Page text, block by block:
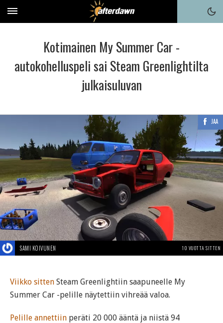
Kotimainen My Summer Car -
autokohelluspeli sai Steam Greenlightilta
julkaisuluvan
JAA
SAMI KOIVUNEN 10 VUOTTA SITTEN
Viikko sitten Steam Greenlightiin saapuneelle My
Summer Car -pelille näytettiin vihreää valoa.
Pelille annettiin peräti 20 000 ääntä ja niistä 94